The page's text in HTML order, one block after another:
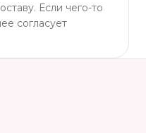
Если чего-то
согласует